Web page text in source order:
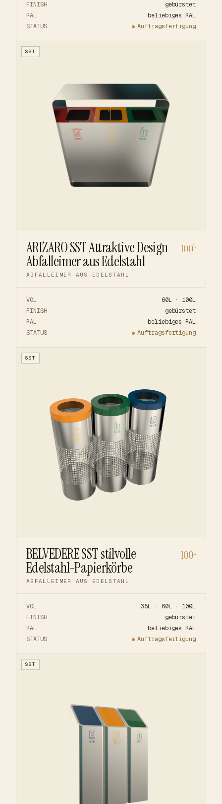
FINISH
gebürstet
RAL
beliebiges RAL
STATUS
Auftragsfertigung
SST
ARIZARO SST Attraktive Design
Abfalleimer aus Edelstahl
ABFALLEIMER AUS EDELSTAHL
100L
VOL
60L · 100L
FINISH
gebürstet
RAL
beliebiges RAL
STATUS
Auftragsfertigung
SST
BELVEDERE SST stilvolle
Edelstahl-Papierkörbe
ABFALLEIMER AUS EDELSTAHL
100L
VOL
35L · 60L · 100L
FINISH
gebürstet
RAL
beliebiges RAL
STATUS
Auftragsfertigung
SST